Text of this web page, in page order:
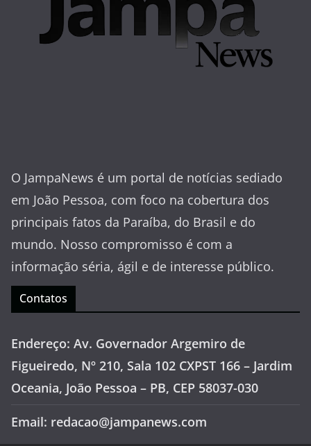
O JampaNews é um portal de notícias sediado
em João Pessoa, com foco na cobertura dos
principais fatos da Paraíba, do Brasil e do
mundo. Nosso compromisso é com a
informação séria, ágil e de interesse público.
Contatos
Endereço: Av. Governador Argemiro de
Figueiredo, Nº 210, Sala 102 CXPST 166 – Jardim
Oceania, João Pessoa – PB, CEP 58037-030
Email: redacao@jampanews.com